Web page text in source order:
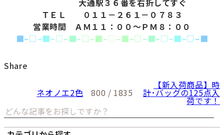
大通駅３６番を右折してすぐ
ＴＥＬ ０１１－２６１－０７８３
営業時間 ＡＭ１１：００～ＰＭ８：００
■–□–■–□–■–□–■–□–■–□–■–□–■–□–■
Share
ネオノエ2色 800 / 1835
【新入荷商品】時
計･バッグの125点入
荷です！